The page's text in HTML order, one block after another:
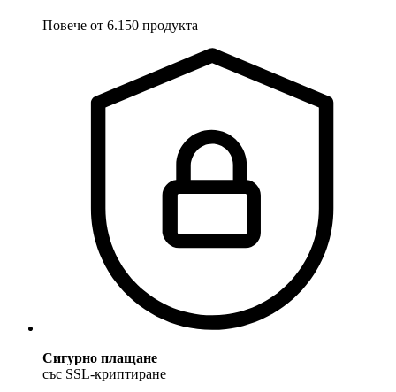
Повече от 6.150 продукта
Сигурно плащане
със SSL-криптиране